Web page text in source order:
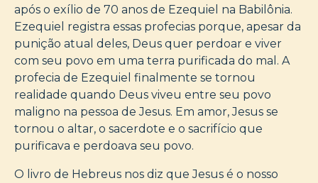
após o exílio de 70 anos de Ezequiel na Babilônia.
Ezequiel registra essas profecias porque, apesar da
punição atual deles, Deus quer perdoar e viver
com seu povo em uma terra purificada do mal. A
profecia de Ezequiel finalmente se tornou
realidade quando Deus viveu entre seu povo
maligno na pessoa de Jesus. Em amor, Jesus se
tornou o altar, o sacerdote e o sacrifício que
purificava e perdoava seu povo.
O livro de Hebreus nos diz que Jesus é o nosso